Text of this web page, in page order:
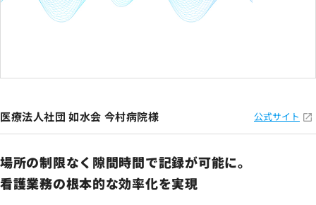
医療法人社団 如水会 今村病院様 公式サイト
場所の制限なく隙間時間で記録が可能に。
看護業務の根本的な効率化を実現